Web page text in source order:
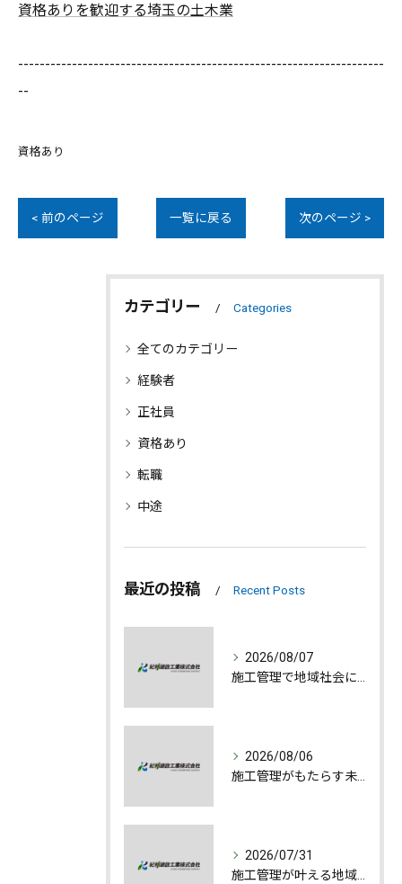
資格ありを歓迎する埼玉の土木業
--------------------------------------------------------------------
--
資格あり
< 前のページ 一覧に戻る 次のページ >
カテゴリー Categories
全てのカテゴリー
経験者
正社員
資格あり
転職
中途
最近の投稿 Recent Posts
2026/08/07
2026/08/06
2026/07/31